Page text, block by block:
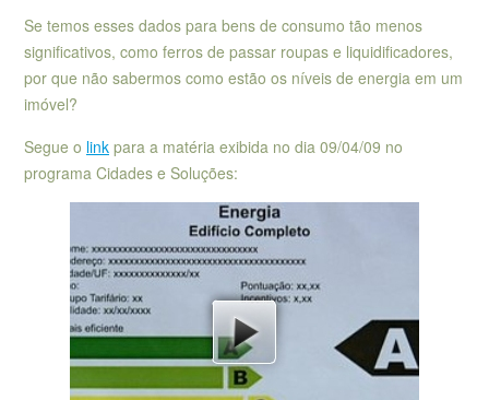
Se temos esses dados para bens de consumo tão menos
significativos, como ferros de passar roupas e liquidificadores,
por que não sabermos como estão os níveis de energia em um
imóvel?
Segue o link para a matéria exibida no dia 09/04/09 no
programa Cidades e Soluções: